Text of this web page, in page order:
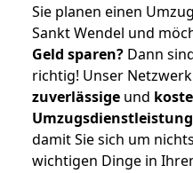
Sie planen einen
Sankt Wendel und
Geld sparen? Dann
richtig! Unser
zuverlässige und
damit Sie sich um
wichtigen Dinge in